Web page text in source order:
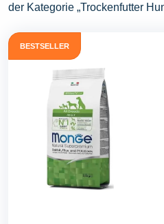
der Kategorie „Trockenfutter
BESTSELLER